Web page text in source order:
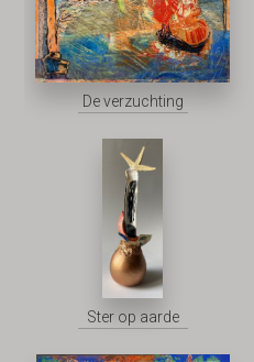
De verzuchting
Ster op aarde